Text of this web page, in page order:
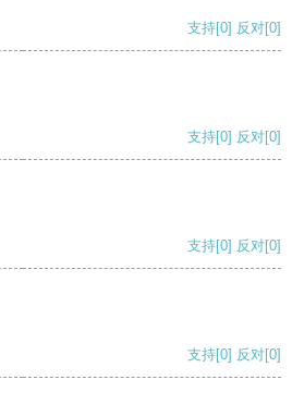
支持[0] 反对[0]
支持[0] 反对[0]
支持[0] 反对[0]
支持[0] 反对[0]